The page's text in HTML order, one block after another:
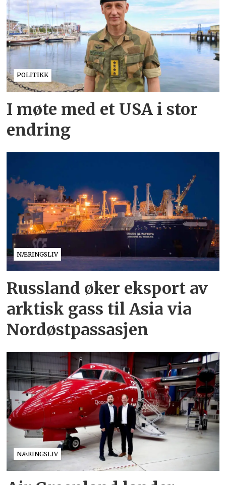
POLITIKK
I møte med et USA i stor
endring
NÆRINGSLIV
Russland øker eksport av
arktisk gass til Asia via
Nordøstpassasjen
NÆRINGSLIV